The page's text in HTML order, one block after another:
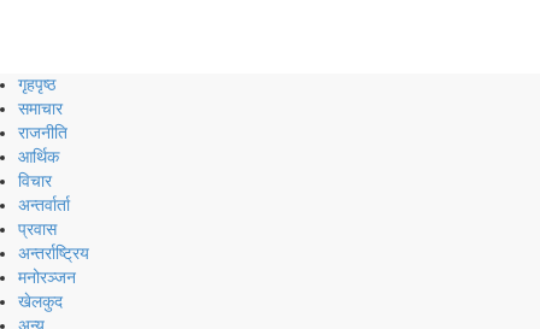
गृहपृष्ठ
समाचार
राजनीति
आर्थिक
विचार
अन्तर्वार्ता
प्रवास
अन्तर्राष्ट्रिय
मनोरञ्जन
खेलकुद